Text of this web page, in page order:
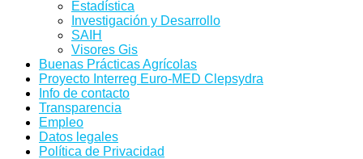
Estadística
Investigación y Desarrollo
SAIH
Visores Gis
Buenas Prácticas Agrícolas
Proyecto Interreg Euro-MED Clepsydra
Info de contacto
Transparencia
Empleo
Datos legales
Política de Privacidad